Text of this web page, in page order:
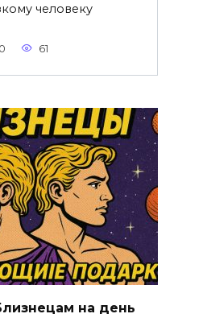
человеку
0 61
на день